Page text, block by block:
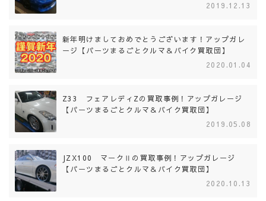
2019.12.13
新年明けましておめでとうございます！アップガレ
ージ【パーツまるごとクルマ＆バイク買取団】
2020.01.04
Z33 フェアレディZの買取事例！アップガレージ
【パーツまるごとクルマ＆バイク買取団】
2019.05.08
JZX100 マークⅡの買取事例！アップガレージ
【パーツまるごとクルマ＆バイク買取団】
2020.10.13